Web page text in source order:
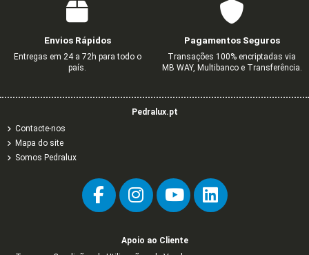
Envios Rápidos
Entregas em 24 a 72h para todo o
país.
Pagamentos Seguros
Transações 100% encriptadas via
MB WAY, Multibanco e Transferência.
Pedralux.pt
Contacte-nos
Mapa do site
Somos Pedralux
Apoio ao Cliente